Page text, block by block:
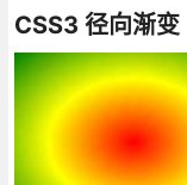
CSS3 径向渐变